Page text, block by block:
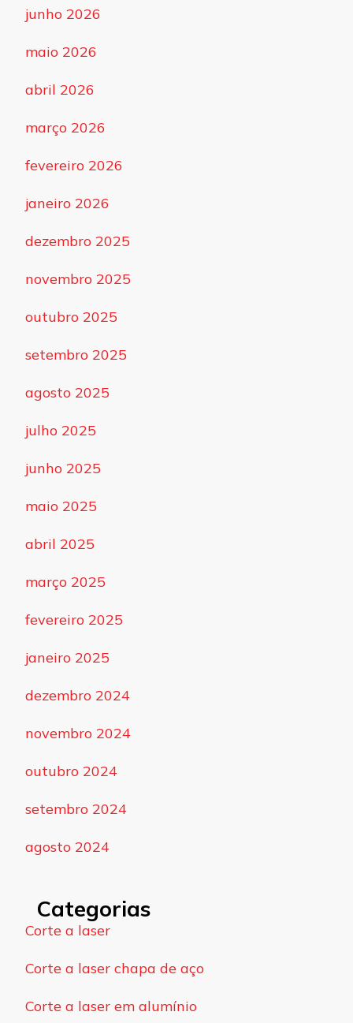
junho 2026
maio 2026
abril 2026
março 2026
fevereiro 2026
janeiro 2026
dezembro 2025
novembro 2025
outubro 2025
setembro 2025
agosto 2025
julho 2025
junho 2025
maio 2025
abril 2025
março 2025
fevereiro 2025
janeiro 2025
dezembro 2024
novembro 2024
outubro 2024
setembro 2024
agosto 2024
Categorias
Corte a laser
Corte a laser chapa de aço
Corte a laser em alumínio